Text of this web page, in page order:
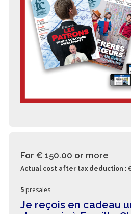
For € 150.00 or more
Actual cost after tax deduction :
5 presales
Je reçois en cadeau